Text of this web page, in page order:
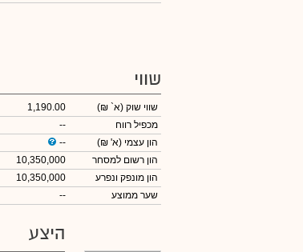
שווי
שווי שוק (א` ₪)
1,190.00
מכפיל רווח
--
הון עצמי (א' ₪)
--
הון רשום למסחר
10,350,000
הון מונפק ונפרע
10,350,000
שער ממוצע
--
היצע